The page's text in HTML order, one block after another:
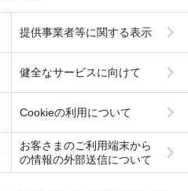
提供事業者等に関する表示
健全なサービスに向けて
Cookieの利用について
お客さまのご利用端末から
の情報の外部送信について